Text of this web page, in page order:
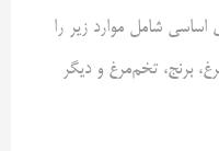
می‌توان ۱۱ قلم کالای اساسی شامل موارد زیر را
برنج، تخم‌مرغ و دیگر